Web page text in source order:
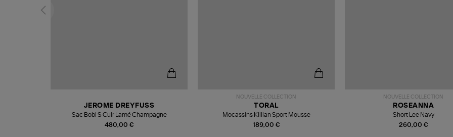
480,00 €
JEROME DREYFUSS
Sac Bobi S Cuir Lamé Champagne
NOUVELLE COLLECTION
189,00 €
TORAL
Mocassins Killian Sport Mousse
NOUVELLE COLLECTION
260,00 €
ROSEANNA
Short Lee Navy